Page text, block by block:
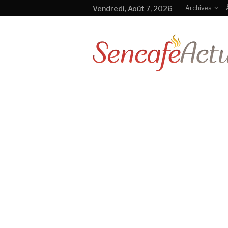
Vendredi, Août 7, 2026 Archives